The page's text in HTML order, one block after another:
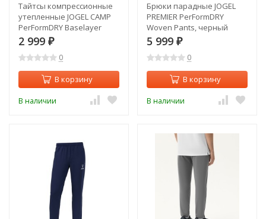
Тайтсы компрессионные
утепленные JOGEL CAMP
PerFormDRY Baselayer
Pants Warm, черный
(2125333)
2 999 ₽
0
В корзину
В наличии
Брюки парадные JOGEL
PREMIER PerFormDRY
Woven Pants, черный
(2122744)
5 999 ₽
0
В корзину
В наличии